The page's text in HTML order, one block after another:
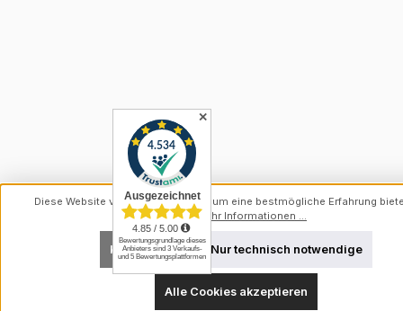
✕
Diese Website verwendet Cookies, um eine bestmögliche Erfahrung
können.Mehr Informationen ...
Nur technisch notwendige
Konfigurieren
Alle Cookies akzeptieren